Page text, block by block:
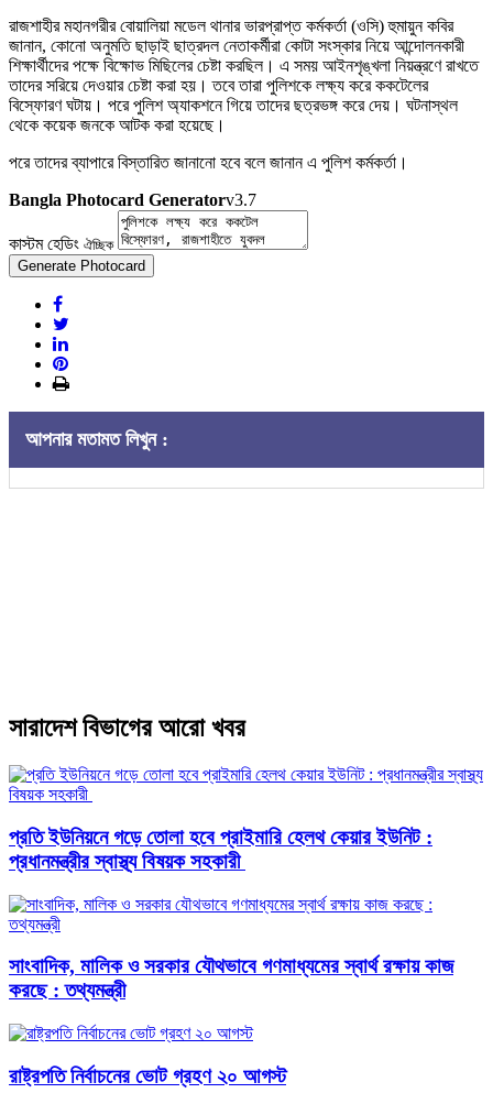
রাজশাহীর মহানগরীর বোয়ালিয়া মডেল থানার ভারপ্রাপ্ত কর্মকর্তা (ওসি) হুমায়ুন কবির
জানান, কোনো অনুমতি ছাড়াই ছাত্রদল নেতাকর্মীরা কোটা সংস্কার নিয়ে আন্দোলনকারী
শিক্ষার্থীদের পক্ষে বিক্ষোভ মিছিলের চেষ্টা করছিল। এ সময় আইনশৃঙ্খলা নিয়ন্ত্রণে রাখতে
তাদের সরিয়ে দেওয়ার চেষ্টা করা হয়। তবে তারা পুলিশকে লক্ষ্য করে ককটেলের
বিস্ফোরণ ঘটায়। পরে পুলিশ অ্যাকশনে গিয়ে তাদের ছত্রভঙ্গ করে দেয়। ঘটনাস্থল
থেকে কয়েক জনকে আটক করা হয়েছে।
পরে তাদের ব্যাপারে বিস্তারিত জানানো হবে বলে জানান এ পুলিশ কর্মকর্তা।
Bangla Photocard Generatorv3.7
কাস্টম হেডিং ঐচ্ছিক
Generate Photocard
আপনার মতামত লিখুন :
সারাদেশ বিভাগের আরো খবর
প্রতি ইউনিয়নে গড়ে তোলা হবে প্রাইমারি হেলথ কেয়ার ইউনিট :
প্রধানমন্ত্রীর স্বাস্থ্য বিষয়ক সহকারী
সাংবাদিক, মালিক ও সরকার যৌথভাবে গণমাধ্যমের স্বার্থ রক্ষায় কাজ
করছে : তথ্যমন্ত্রী
রাষ্ট্রপতি নির্বাচনের ভোট গ্রহণ ২০ আগস্ট